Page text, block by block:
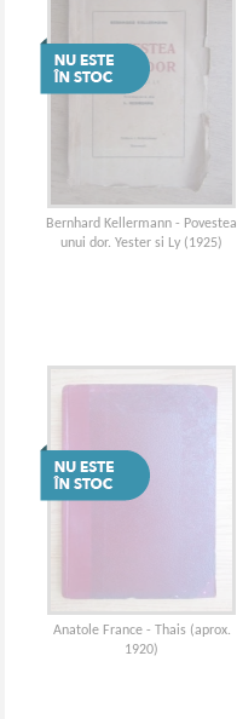
Bernhard Kellermann - Povestea
unui dor. Yester si Ly (1925)
Anatole France - Thais (aprox.
1920)